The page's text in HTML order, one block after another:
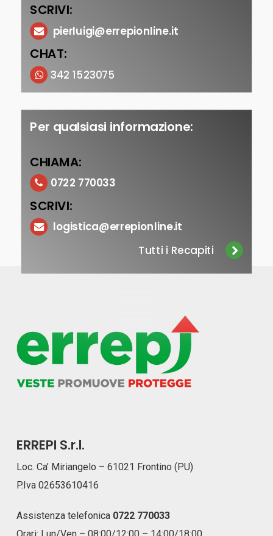
SCRIVI:
pierluigi@errepionline.it
CHAT:
342 1523075
Per qualsiasi informazione:
CHIAMA:
0722 770033
SCRIVI:
logistica@errepionline.it
Tutti i Recapiti
ERREPI S.r.l.
Loc. Ca’ Miriangelo – 61021 Frontino (PU)
P.Iva 02653610416
Assistenza telefonica 0722 770033